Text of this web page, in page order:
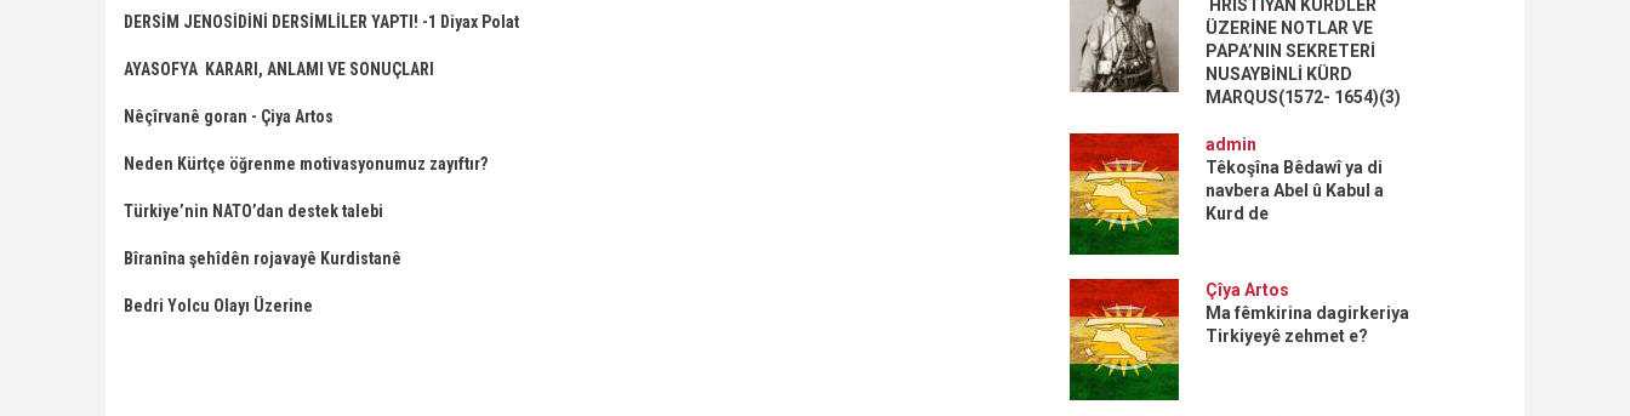
DERSİM JENOSİDİNİ DERSİMLİLER YAPTI! -1 Diyax Polat
AYASOFYA KARARI, ANLAMI VE SONUÇLARI
Nêçîrvanê goran - Çiya Artos
Neden Kürtçe öğrenme motivasyonumuz zayıftır?
Türkiye’nin NATO’dan destek talebi
Bîranîna şehîdên rojavayê Kurdistanê
Bedri Yolcu Olayı Üzerine
HRİSTİYAN KÜRDLER
ÜZERİNE NOTLAR VE
PAPA’NIN SEKRETERİ
NUSAYBİNLİ KÜRD
MARQUS(1572- 1654)(3)
admin
Têkoşîna Bêdawî ya di
navbera Abel û Kabul a
Kurd de
Çîya Artos
Ma fêmkirina dagirkeriya
Tirkiyeyê zehmet e?